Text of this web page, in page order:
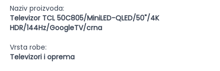
Naziv proizvoda:
Televizor TCL 50C805/MiniLED-QLED/50"/4K
HDR/144Hz/GoogleTV/crna
Vrsta robe:
Televizori i oprema